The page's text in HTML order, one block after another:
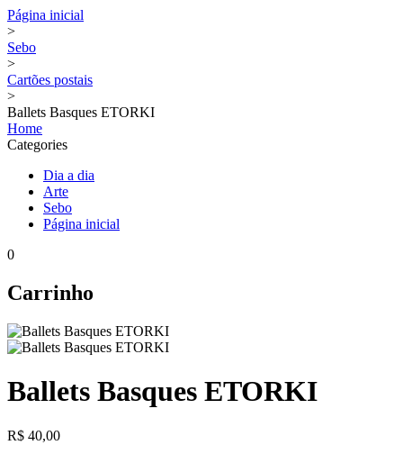
Página inicial
>
Sebo
>
Cartões postais
>
Ballets Basques ETORKI
Home
Categories
Dia a dia
Arte
Sebo
Página inicial
0
Carrinho
Ballets Basques ETORKI
R$ 40,00